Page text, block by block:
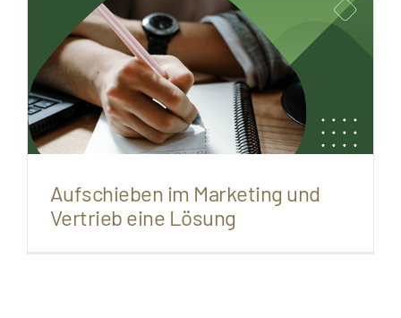
Aufschieben im Marketing und
Vertrieb eine Lösung